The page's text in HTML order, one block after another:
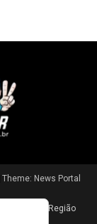
Theme: News Portal
Região